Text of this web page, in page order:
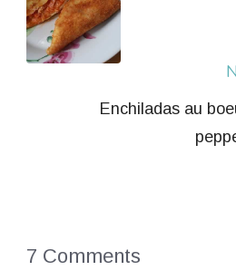
Enchiladas au
7 Comments